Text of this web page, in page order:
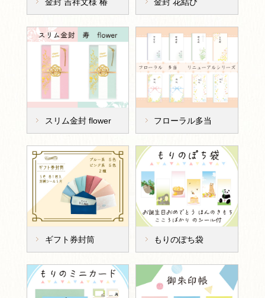
スリム金封 flower フローラル多当
ギフト券封筒 もりのぽち袋